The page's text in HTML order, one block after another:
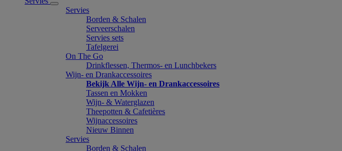
Servies
Borden & Schalen
Serveerschalen
Servies sets
Tafelgerei
On The Go
Drinkflessen, Thermos- en Lunchbekers
Wijn- en Drankaccessoires
Bekijk Alle Wijn- en Drankaccessoires
Tassen en Mokken
Wijn- & Waterglazen
Theepotten & Cafetières
Wijnaccessoires
Nieuw Binnen
Servies
Borden & Schalen